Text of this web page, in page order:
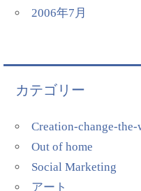
2006年7月
カテゴリー
Creation-change-
Out of home
Social Marketing
アート